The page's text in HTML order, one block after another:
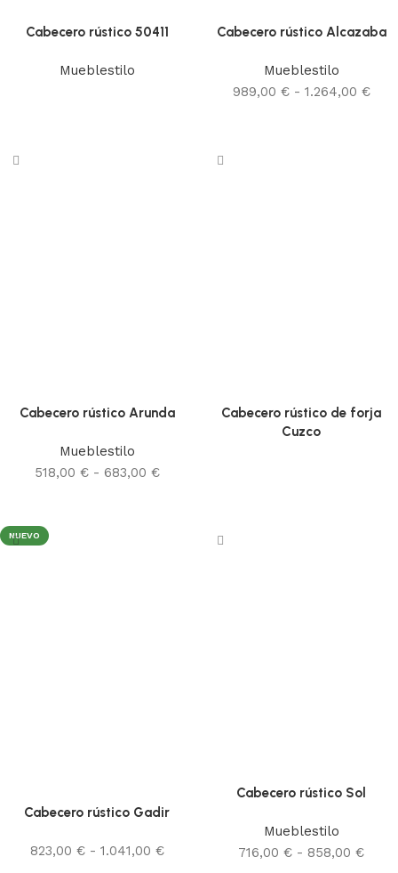
Cabecero rústico 50411
Mueblestilo
Cabecero rústico Alcazaba
Mueblestilo
989,00 € - 1.264,00 €
Cabecero rústico Arunda
Mueblestilo
518,00 € - 683,00 €
Cabecero rústico de forja
Cuzco
NUEVO
Cabecero rústico Gadir
823,00 € - 1.041,00 €
Cabecero rústico Sol
Mueblestilo
716,00 € - 858,00 €